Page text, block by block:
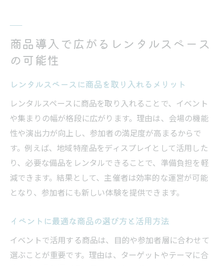
商品導入で広がるレンタルスペース
の可能性
レンタルスペースに商品を取り入れるメリット
レンタルスペースに商品を取り入れることで、イベント
や集まりの幅が格段に広がります。理由は、会場の機能
性や演出力が向上し、参加者の満足度が高まるからで
す。例えば、地域特産品をディスプレイとして活用した
り、必要な備品をレンタルできることで、準備負担を軽
減できます。結果として、主催者は効率的な運営が可能
となり、参加者にも新しい体験を提供できます。
イベントに最適な商品の選び方と活用方法
イベントで活用する商品は、目的や参加者層に合わせて
選ぶことが重要です。理由は、ターゲットやテーマに合